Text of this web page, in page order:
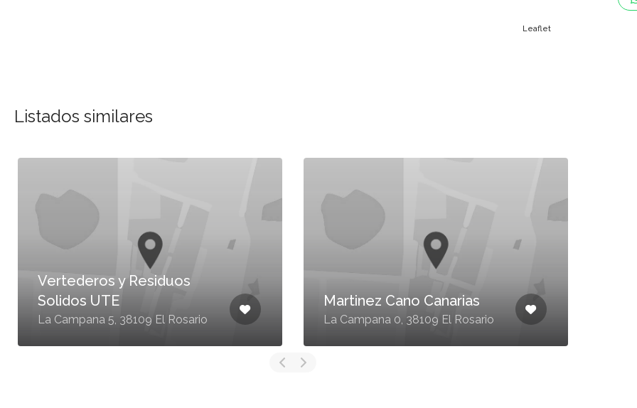
Leaflet
Listados similares
Vertederos y Residuos
Solidos UTE
La Campana 5, 38109 El Rosario
Martinez Cano Canarias
La Campana 0, 38109 El Rosario